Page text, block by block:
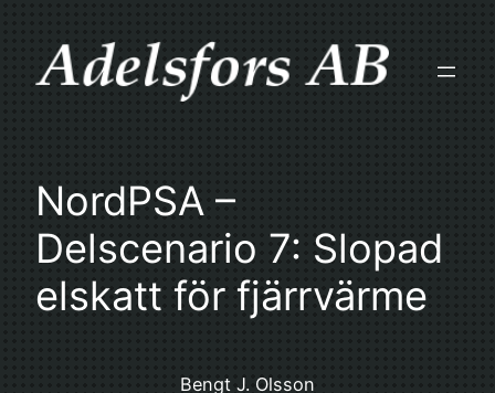
content
NordPSA –
Delscenario 7: Slopad
elskatt för fjärrvärme
Bengt J. Olsson